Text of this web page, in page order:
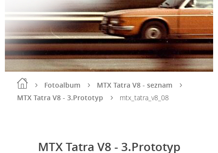
Fotoalbum
MTX Tatra V8 - seznam
MTX Tatra V8 - 3.Prototyp
mtx_tatra_v8_08
MTX Tatra V8 - 3.Prototyp